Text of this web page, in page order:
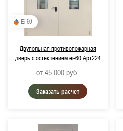
Ei-60
Двупольная противопожарная
дверь с остеклением ei-60 Арт224
от 45 000 руб.
Заказать расчет